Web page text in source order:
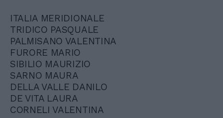
ITALIA MERIDIONALE
TRIDICO PASQUALE
PALMISANO VALENTINA
FURORE MARIO
SIBILIO MAURIZIO
SARNO MAURA
DELLA VALLE DANILO
DE VITA LAURA
CORNELI VALENTINA